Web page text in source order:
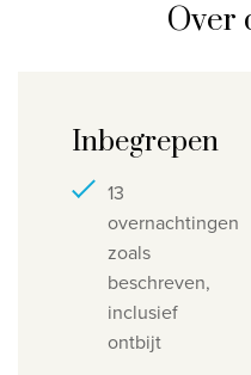
Over
Inbegrepen
13
overnachtingen
zoals
beschreven,
inclusief
ontbijt